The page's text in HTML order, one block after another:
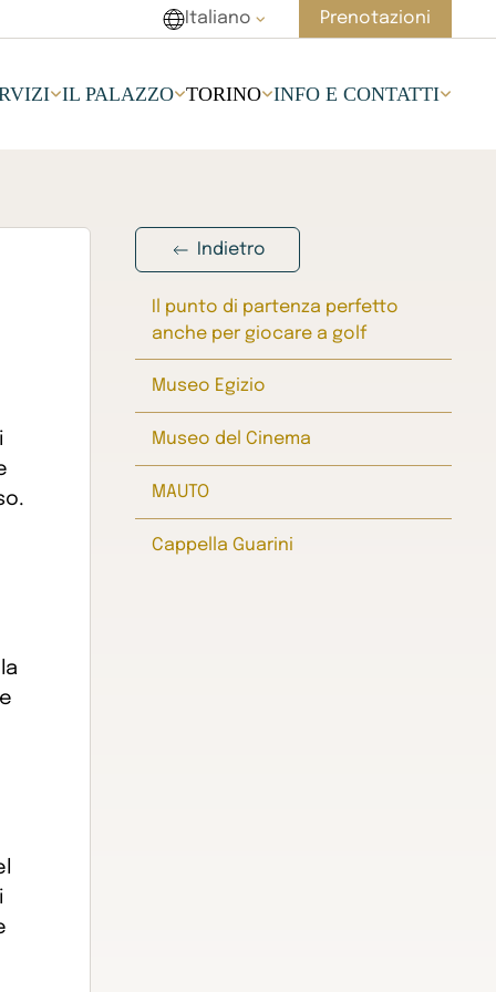
Italiano Prenotazioni
IL PALAZZO TORINO INFO E CONTATTI
Indietro
Il punto di partenza perfetto
anche per giocare a golf
Museo Egizio
Museo del Cinema
MAUTO
Cappella Guarini